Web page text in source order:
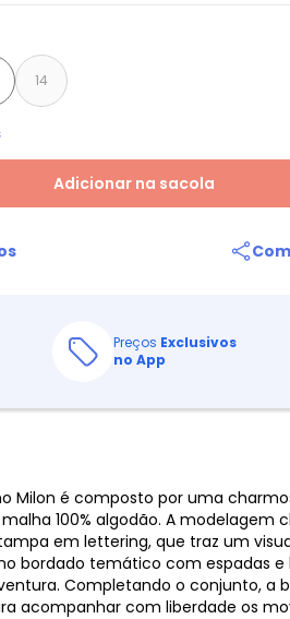
Amarelo
14
Adicionar na sacola
Preços Exclusivos
no App
Milon é composto por uma
100% algodão. A modelagem
em lettering, que traz um
bordado temático com espadas
Completando o conjunto, a
acompanhar com liberdade os